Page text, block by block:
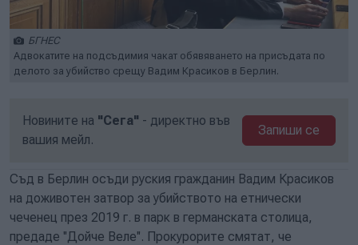
БГНЕС
Адвокатите на подсъдимия чакат обявяването на присъдата по
делото за убийство срещу Вадим Красиков в Берлин.
Новините на "Сега" - директно във
вашия мейл.
Запиши се
Съд в Берлин осъди руския гражданин Вадим Красиков
на доживотен затвор за убийството на етнически
чеченец през 2019 г. в парк в германската столица,
предаде ''Дойче Веле''. Прокурорите смятат, че